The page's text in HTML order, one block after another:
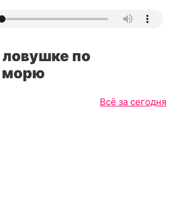
ловушке по
морю
Всё за сегодня